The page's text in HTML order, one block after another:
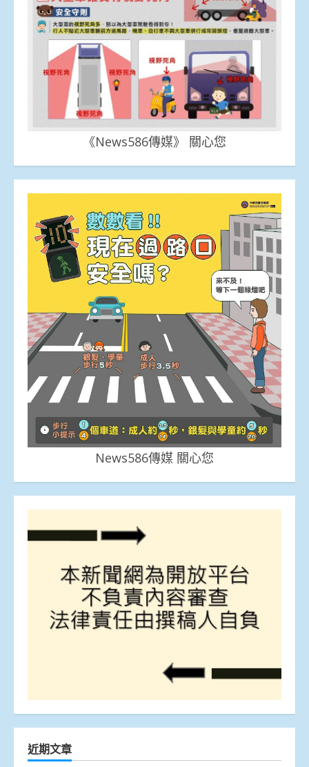
《News586傳媒》 關心您
News586傳媒 關心您
近期文章